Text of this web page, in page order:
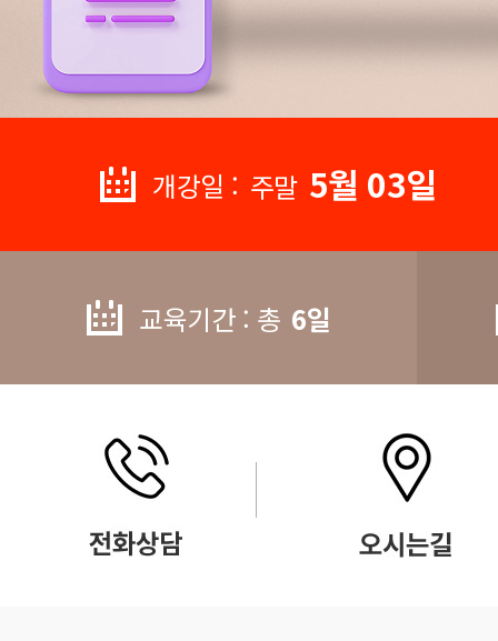
개강일 : 주말 5월 03일
교육기간 : 총 6일